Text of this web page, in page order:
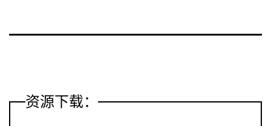
资源下载：